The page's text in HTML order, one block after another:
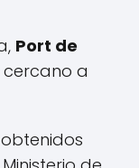
Port de
cercano a